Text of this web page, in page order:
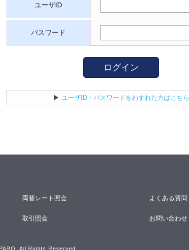
ユーザID
パスワード
ログイン
▶ ユーザID・パスワードをわすれた方はこちら
両替レート照会 よくある質問
取引照会 お問い合わせ
All Rights Reserved.